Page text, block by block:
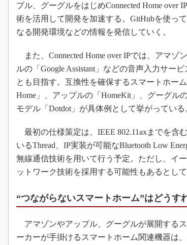
プル、グーグルをはじめConnected Home
術を活用して開発を加速する。GitHubを使っ
なる開発環境などの情報を発信していく。
また、Connected Home over IPでは、アマゾ
ルの「Google Assistant」などの音声入力サー
とも目指す。互換性を確保するスマートホー
Home」、アップルの「HomeKit」、グーグル
モデル「Dotdot」が具体例として挙がっている
最初の仕様策定は、IEEE 802.11axまでを含
いるThread、IP実装が可能なBluetooth Low
無線通信技術を用いて行う予定。ただし、イ
ットワーク技術を採用する可能性もあるとして
“つながらないスマートホーム”はどうす
アマゾンやアップル、グーグルが展開する
ーカーが手掛けるスマートホーム関連機器は